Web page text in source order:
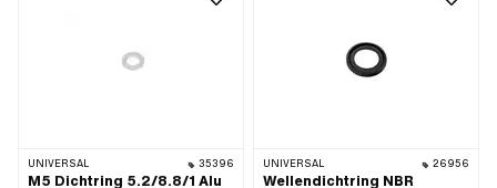
UNIVERSAL 35396
M5 Dichtring 5.2/8.8/1 Alu
UNIVERSAL 26956
Wellendichtring NBR